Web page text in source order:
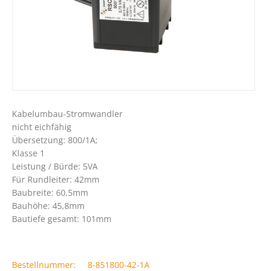
Kabelumbau-Stromwandler
nicht eichfähig
Übersetzung: 800/1A;
Klasse 1
Leistung / Bürde: 5VA
Für Rundleiter: 42mm
Baubreite: 60,5mm
Bauhöhe: 45,8mm
Bautiefe gesamt: 101mm
Bestellnummer:
8-851800-42-1A